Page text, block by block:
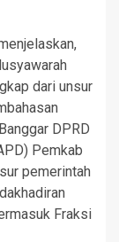
dari unsur
DPRD
Pemkab
pemerintah
Fraksi